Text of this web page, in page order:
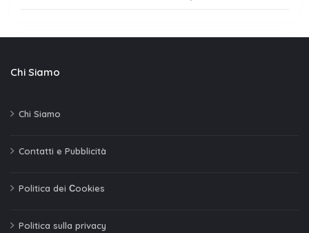
Chi Siamo
Chi Siamo
Contatti e Pubblicità
Politica dei Сookies
Politica sulla privacy